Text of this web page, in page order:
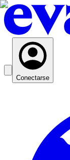
Conectarse